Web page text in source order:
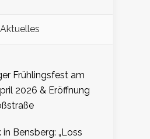
Aktuelles
Frühlingsfest am
2026 & Eröffnung
in Bensberg: „Loss